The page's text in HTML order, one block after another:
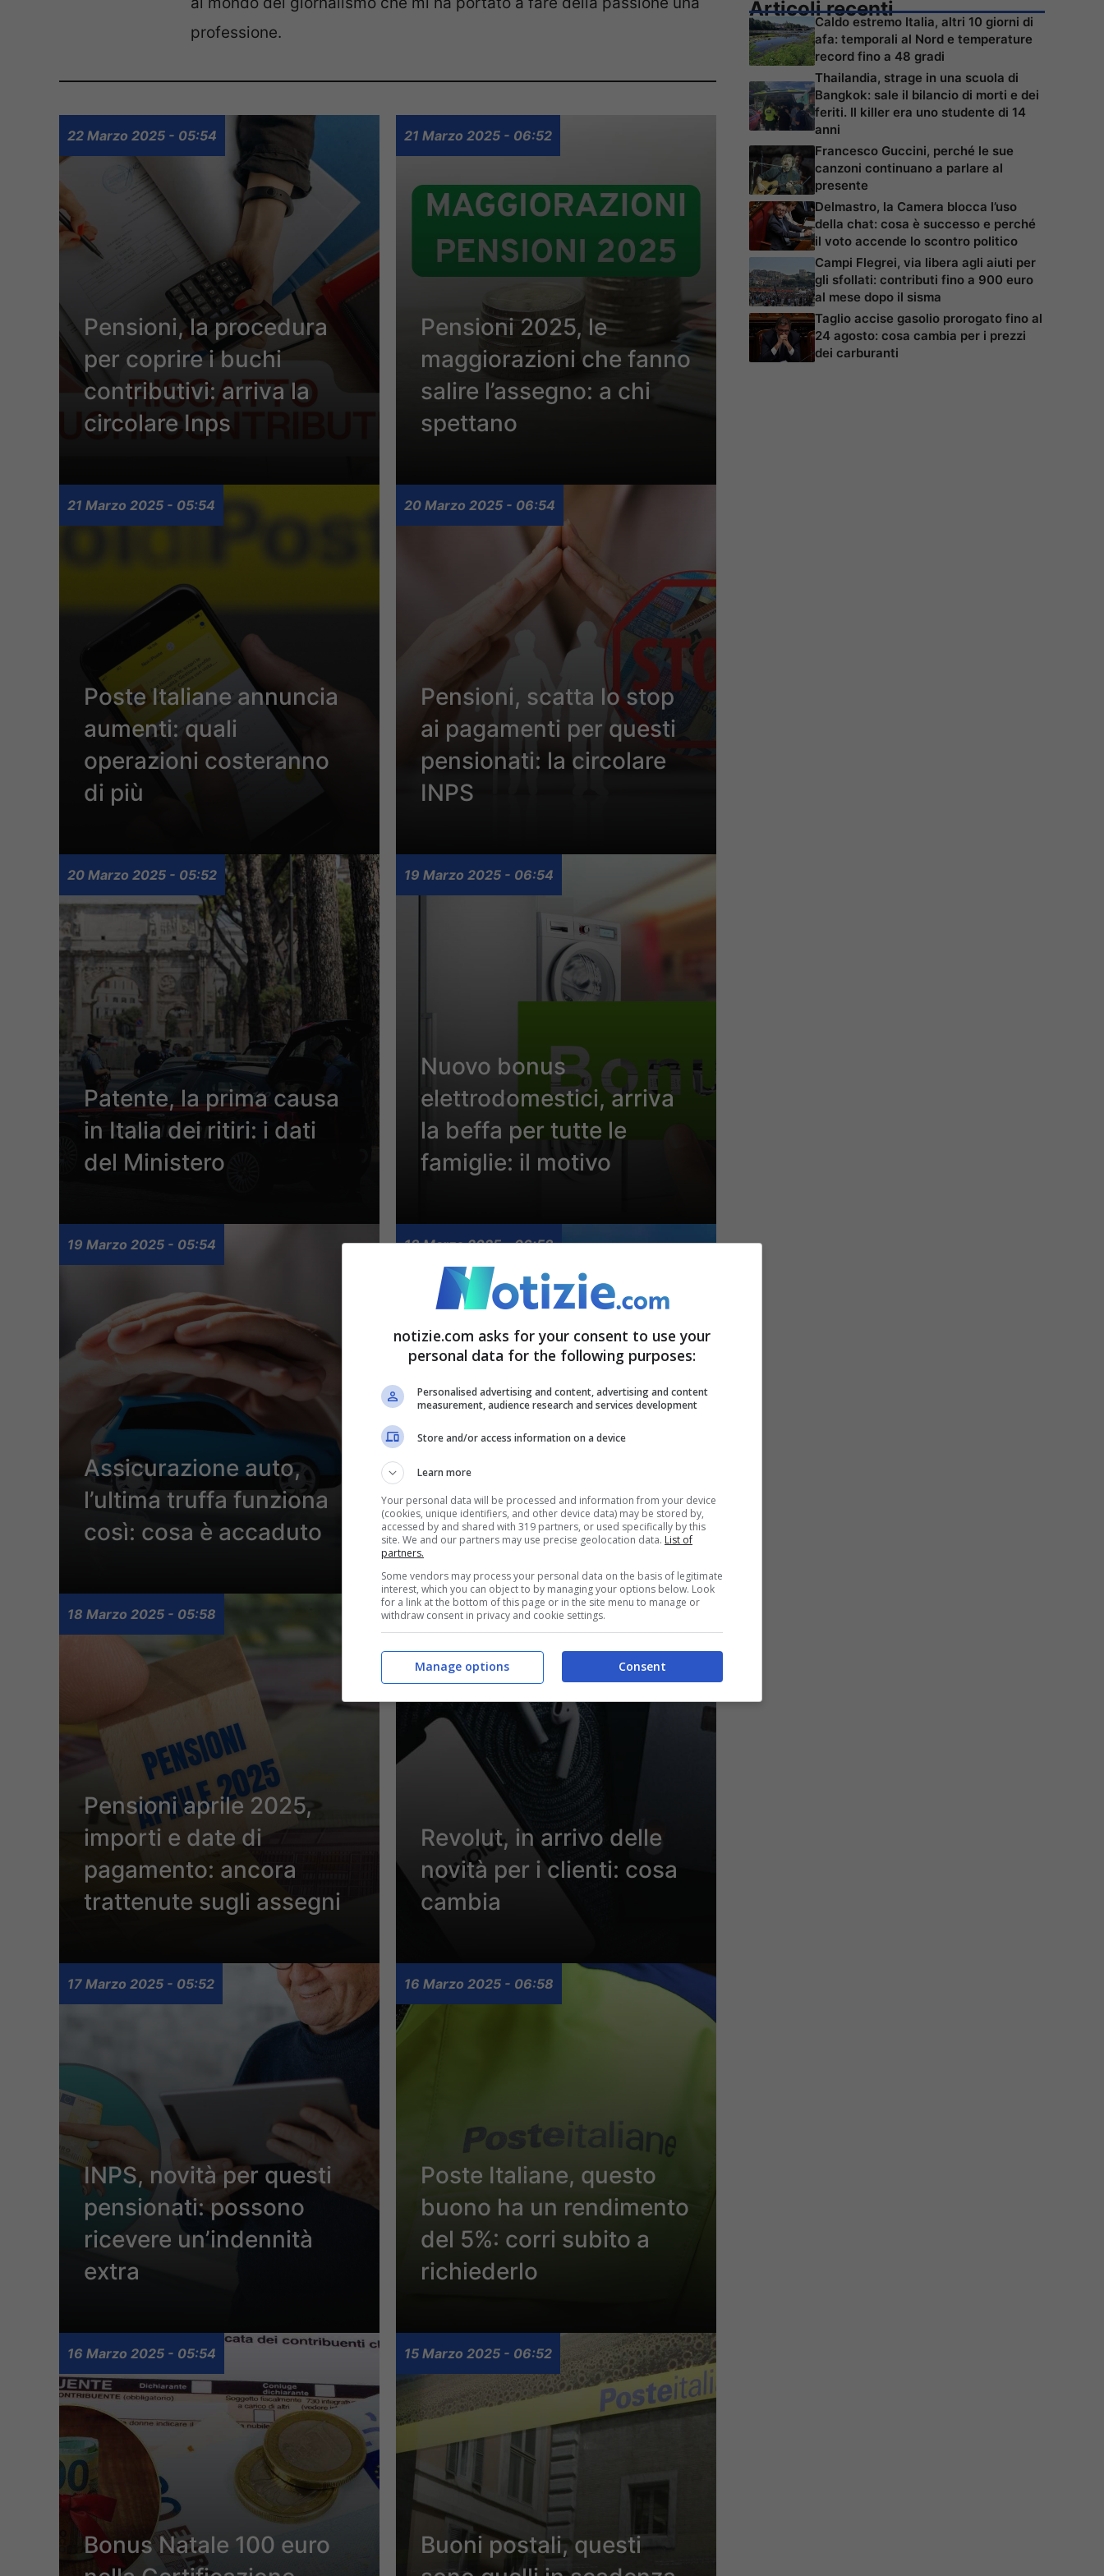
professione.
22 Marzo 2025 - 05:54
Pensioni, la procedura
per coprire i buchi
contributivi: arriva la
circolare Inps
21 Marzo 2025 - 06:52
Pensioni 2025, le
maggiorazioni che fanno
salire l’assegno: a chi
spettano
21 Marzo 2025 - 05:54
Poste Italiane annuncia
aumenti: quali
operazioni costeranno
di più
20 Marzo 2025 - 06:54
Pensioni, scatta lo stop
ai pagamenti per questi
pensionati: la circolare
INPS
20 Marzo 2025 - 05:52
Patente, la prima causa
in Italia dei ritiri: i dati
del Ministero
19 Marzo 2025 - 06:54
Nuovo bonus
elettrodomestici, arriva
la beffa per tutte le
famiglie: il motivo
19 Marzo 2025 - 05:54
Assicurazione auto,
l’ultima truffa funziona
così: cosa è accaduto
18 Marzo 2025 - 06:58
Bonus Tari 2025, arriva
l’agevolazione: come
funziona e a chi spetta
18 Marzo 2025 - 05:58
Pensioni aprile 2025,
importi e date di
pagamento: ancora
trattenute sugli assegni
17 Marzo 2025 - 06:56
Revolut, in arrivo delle
novità per i clienti: cosa
cambia
17 Marzo 2025 - 05:52
INPS, novità per questi
pensionati: possono
ricevere un’indennità
extra
16 Marzo 2025 - 06:58
Poste Italiane, questo
buono ha un rendimento
del 5%: corri subito a
richiederlo
16 Marzo 2025 - 05:54
Bonus Natale 100 euro
15 Marzo 2025 - 06:52
Buoni postali, questi
Articoli recenti
Caldo estremo Italia, altri 10 giorni di
afa: temporali al Nord e temperature
record fino a 48 gradi
Thailandia, strage in una scuola di
Bangkok: sale il bilancio di morti e dei
feriti. Il killer era uno studente di 14
anni
Francesco Guccini, perché le sue
canzoni continuano a parlare al
presente
Delmastro, la Camera blocca l’uso
della chat: cosa è successo e perché
il voto accende lo scontro politico
Campi Flegrei, via libera agli aiuti per
gli sfollati: contributi fino a 900 euro
al mese dopo il sisma
Taglio accise gasolio prorogato fino al
24 agosto: cosa cambia per i prezzi
dei carburanti
notizie.com asks for your consent to use your
personal data for the following purposes:
Personalised advertising and content, advertising and content
measurement, audience research and services development
Store and/or access information on a device
Learn more
Your personal data will be processed and information from your device
(cookies, unique identifiers, and other device data) may be stored by,
accessed by and shared with 319 partners, or used specifically by this
site. We and our partners may use precise geolocation data. List of
partners.
Some vendors may process your personal data on the basis of legitimate
interest, which you can object to by managing your options below. Look
for a link at the bottom of this page or in the site menu to manage or
withdraw consent in privacy and cookie settings.
Consent
Manage options